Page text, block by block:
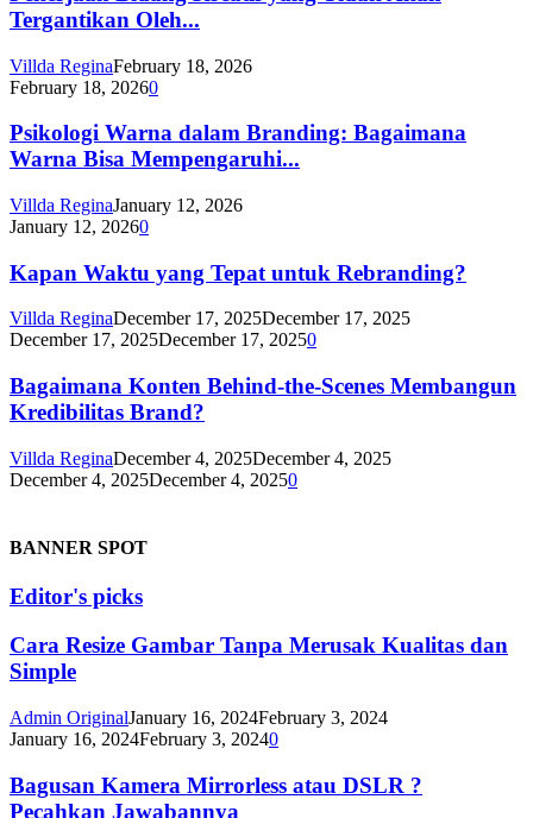
Tergantikan Oleh...
Villda ReginaFebruary 18, 2026
February 18, 20260
Psikologi Warna dalam Branding: Bagaimana
Warna Bisa Mempengaruhi...
Villda ReginaJanuary 12, 2026
January 12, 20260
Kapan Waktu yang Tepat untuk Rebranding?
Villda ReginaDecember 17, 2025December 17, 2025
December 17, 2025December 17, 20250
Bagaimana Konten Behind-the-Scenes Membangun
Kredibilitas Brand?
Villda ReginaDecember 4, 2025December 4, 2025
December 4, 2025December 4, 20250
BANNER SPOT
Editor's picks
Cara Resize Gambar Tanpa Merusak Kualitas dan
Simple
Admin OriginalJanuary 16, 2024February 3, 2024
January 16, 2024February 3, 20240
Bagusan Kamera Mirrorless atau DSLR ?
Pecahkan Jawabannya